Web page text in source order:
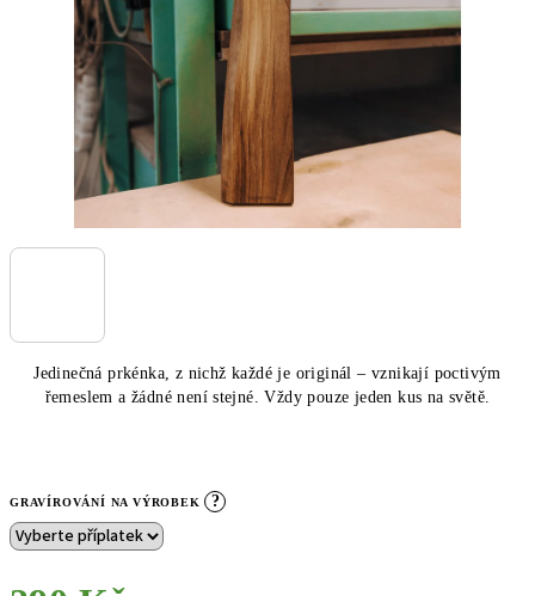
Jedinečná prkénka, z nichž každé je originál – vznikají poctivým
řemeslem a žádné není stejné. Vždy pouze jeden kus na světě.
GRAVÍROVÁNÍ NA VÝROBEK ?